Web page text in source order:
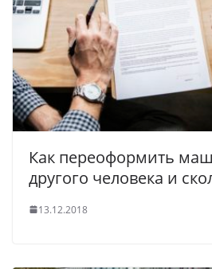
Как переоформить
другого человека и
13.12.2018